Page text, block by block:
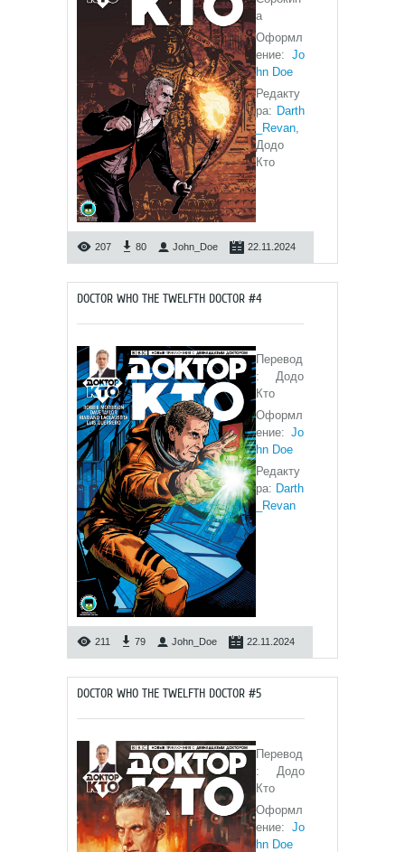
а
Оформл
ение: Jo
hn Doe
Редакту
ра: Darth
_Revan,
Додо
Кто
207 80 John_Doe 22.11.2024
DOCTOR WHO THE TWELFTH DOCTOR #4
Перевод
: Додо
Кто
Оформл
ение: Jo
hn Doe
Редакту
ра: Darth
_Revan
211 79 John_Doe 22.11.2024
DOCTOR WHO THE TWELFTH DOCTOR #5
Перевод
: Додо
Кто
Оформл
ение: Jo
hn Doe